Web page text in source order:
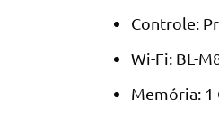
Controle:
Wi-Fi: BL-
Memória: 1